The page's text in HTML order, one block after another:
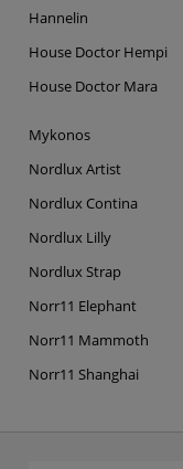
Hannelin
House Doctor Hempi
House Doctor Mara
Mykonos
Nordlux Artist
Nordlux Contina
Nordlux Lilly
Nordlux Strap
Norr11 Elephant
Norr11 Mammoth
Norr11 Shanghai